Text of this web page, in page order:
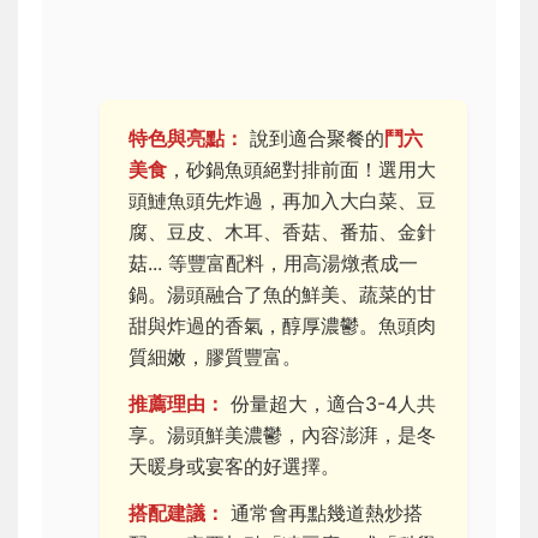
特色與亮點： 說到適合聚餐的鬥六
美食 ，砂鍋魚頭絕對排前面！選用大
頭鰱魚頭先炸過，再加入大白菜、豆
腐、豆皮、木耳、香菇、番茄、金針
菇... 等豐富配料，用高湯燉煮成一
鍋。湯頭融合了魚的鮮美、蔬菜的甘
甜與炸過的香氣，醇厚濃鬱。魚頭肉
質細嫩，膠質豐富。
推薦理由： 份量超大，適合3-4人共
享。湯頭鮮美濃鬱，內容澎湃，是冬
天暖身或宴客的好選擇。
搭配建議： 通常會再點幾道熱炒搭